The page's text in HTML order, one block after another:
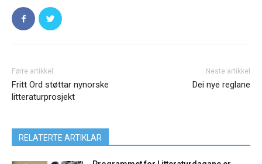
Førre artikkel
Fritt Ord støttar nynorske
litteraturprosjekt
Neste artikkel
Dei nye reglane
RELATERTE ARTIKLAR